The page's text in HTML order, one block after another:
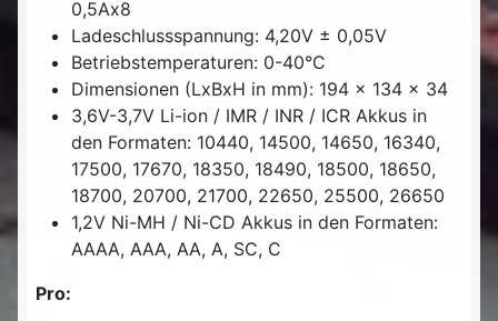
0,5Ax8
Ladeschlussspannung: 4,20V ± 0,05V
Betriebstemperaturen: 0-40°C
Dimensionen (LxBxH in mm): 194 x 134 x 34
3,6V-3,7V Li-ion / IMR / INR / ICR Akkus in
den Formaten: 10440, 14500, 14650, 16340,
17500, 17670, 18350, 18490, 18500, 18650,
18700, 20700, 21700, 22650, 25500, 26650
1,2V Ni-MH / Ni-CD Akkus in den Formaten:
AAAA, AAA, AA, A, SC, C
Pro: